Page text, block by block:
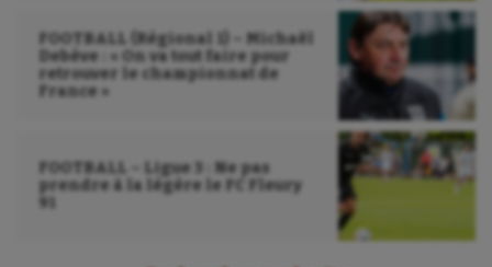
FOOTBALL (Régional 1) – Michaël
Debève : « On va tout faire pour
retrouver le championnat de
France »
FOOTBALL – Ligue 3 : Ne pas
prendre à la légère le FC Fleury
91